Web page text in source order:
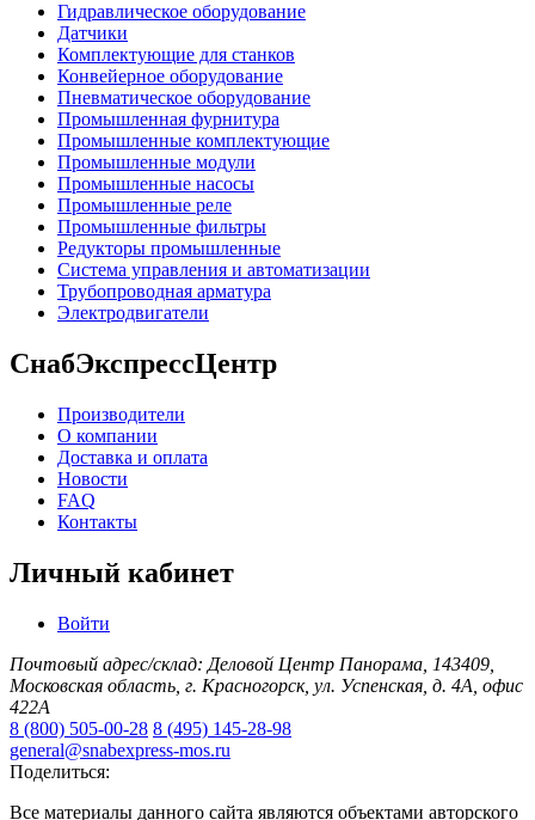
Гидравлическое оборудование
Датчики
Комплектующие для станков
Конвейерное оборудование
Пневматическое оборудование
Промышленная фурнитура
Промышленные комплектующие
Промышленные модули
Промышленные насосы
Промышленные реле
Промышленные фильтры
Редукторы промышленные
Система управления и автоматизации
Трубопроводная арматура
Электродвигатели
СнабЭкспрессЦентр
Производители
О компании
Доставка и оплата
Новости
FAQ
Контакты
Личный кабинет
Войти
Почтовый адрес/склад: Деловой Центр Панорама, 143409,
Московская область, г. Красногорск, ул. Успенская, д. 4А, офис
422А
8 (800) 505-00-28 8 (495) 145-28-98
general@snabexpress-mos.ru
Поделиться:
Все материалы данного сайта являются объектами авторского